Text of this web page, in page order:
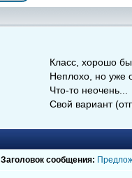
Класс, хорошо
Неплохо, но уже
Что-то неочень...
Свой вариант
Заголовок сообщения: